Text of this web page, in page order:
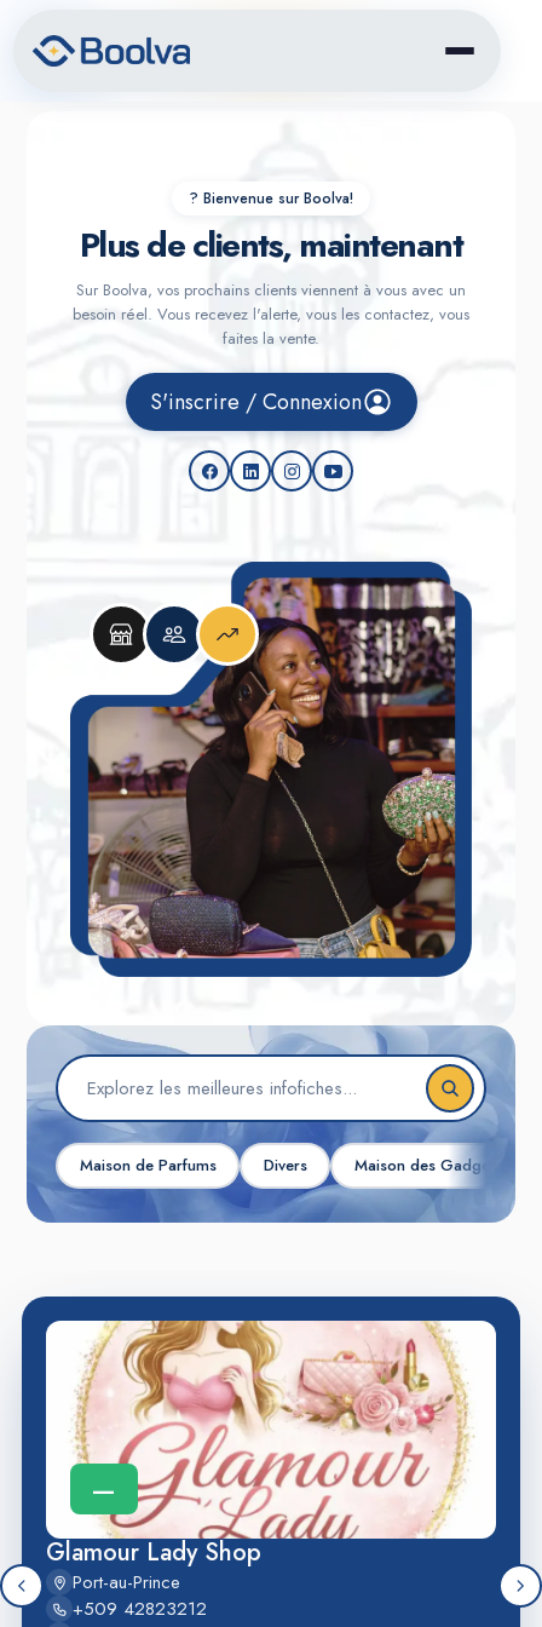
?️ Bienvenue sur Boolva!
Plus de clients, maintenant
Sur Boolva, vos prochains clients viennent à vous avec un
besoin réel. Vous recevez l'alerte, vous les contactez, vous
faites la vente.
S'inscrire / Connexion
Maison de Parfums Divers Maison des Gadgets
—
Glamour Lady Shop
Port-au-Prince
+509 42823212